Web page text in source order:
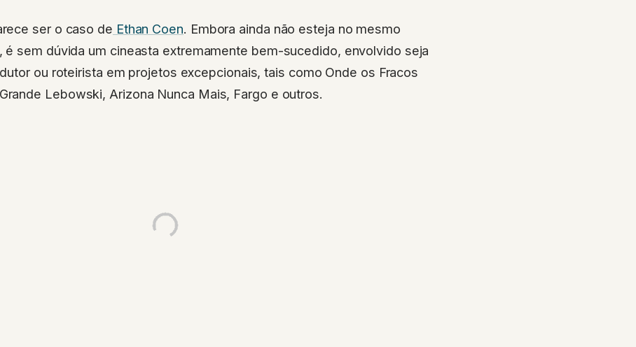
ser o caso de Ethan Coen. Embora ainda não esteja no mesmo
é sem dúvida um cineasta extremamente bem-sucedido, envolvido seja
ou roteirista em projetos excepcionais, tais como Onde os Fracos
Lebowski, Arizona Nunca Mais, Fargo e outros.